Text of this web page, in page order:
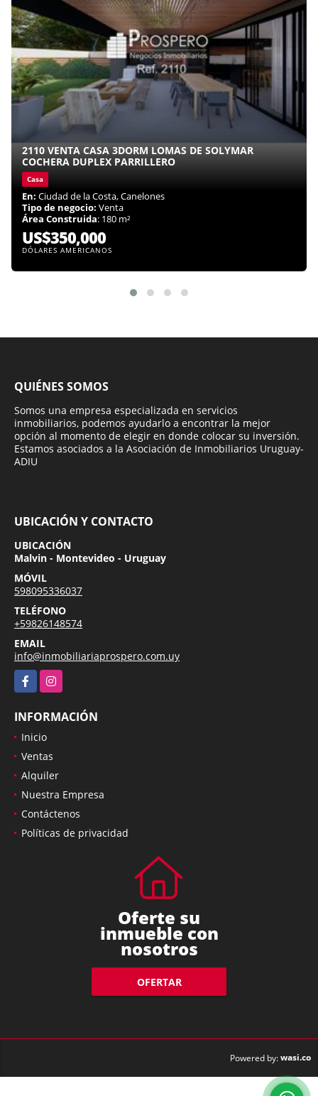
2110 VENTA CASA 3DORM LOMAS DE SOLYMAR
COCHERA DUPLEX PARRILLERO
Casa
En: Ciudad de la Costa, Canelones
Tipo de negocio: Venta
Área Construida: 180 m²
US$350,000
DÓLARES AMERICANOS
QUIÉNES SOMOS
Somos una empresa especializada en servicios
inmobiliarios, podemos ayudarlo a encontrar la mejor
opción al momento de elegir en donde colocar su inversión.
Estamos asociados a la Asociación de Inmobiliarios Uruguay-
ADIU
UBICACIÓN Y CONTACTO
UBICACIÓN
Malvin - Montevideo - Uruguay
MÓVIL
598095336037
TELÉFONO
+59826148574
EMAIL
info@inmobiliariaprospero.com.uy
FacebookInstagram
INFORMACIÓN
Inicio
Ventas
Alquiler
Nuestra Empresa
Contáctenos
Políticas de privacidad
Oferte su
inmueble con
nosotros
OFERTAR
Powered by:wasi.co